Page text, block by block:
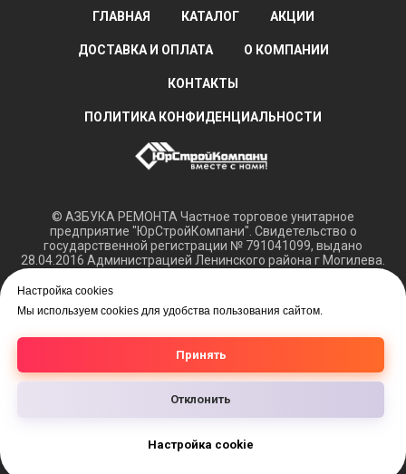
Настройка cookies
Мы используем cookies для удобства пользования сайтом.
Принять
Отклонить
Настройка cookie
ГЛАВНАЯ КАТАЛОГ АКЦИИ
ДОСТАВКА И ОПЛАТА О КОМПАНИИ
КОНТАКТЫ
ПОЛИТИКА КОНФИДЕНЦИАЛЬНОСТИ
© АЗБУКА РЕМОНТА Частное торговое унитарное
предприятие "ЮрСтройКомпани". Свидетельство о
государственной регистрации № 791041099, выдано
28.04.2016 Администрацией Ленинского района г Могилева.
Обращаем ваше внимание, что вся представленная
информация касающаяся технических характеристик,
офертой.